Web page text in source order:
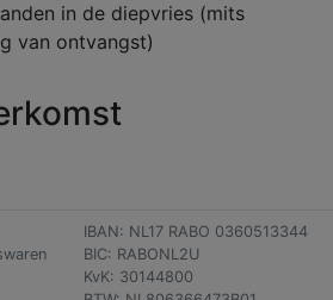
in de diepvries (mits
van ontvangst)
IBAN: NL17 RABO 0360513344
BIC: RABONL2U
KvK: 30144800